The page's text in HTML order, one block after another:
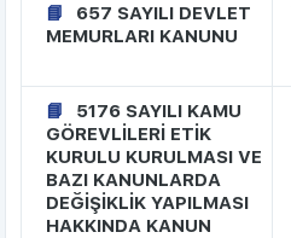
657 SAYILI DEVLET
MEMURLARI KANUNU
5176 SAYILI KAMU
GÖREVLİLERİ ETİK
KURULU KURULMASI VE
BAZI KANUNLARDA
DEĞİŞİKLİK YAPILMASI
HAKKINDA KANUN